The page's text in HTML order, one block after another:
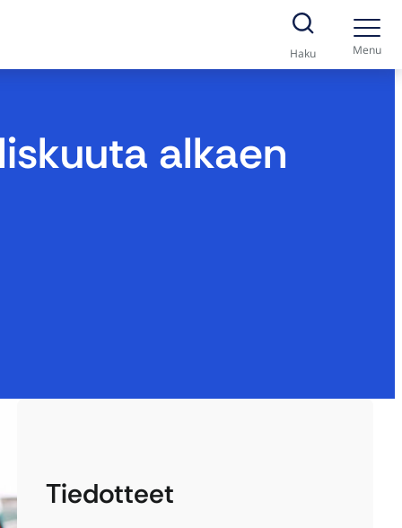
Haku Menu
alkaen
Tiedotteet